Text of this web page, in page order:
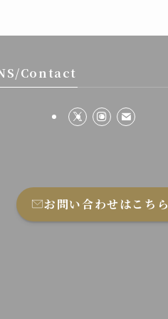
Contact
お問い合わせはこちら